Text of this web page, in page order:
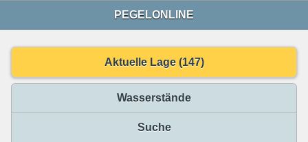
PEGELONLINE
Aktuelle Lage (147)
Wasserstände
Suche